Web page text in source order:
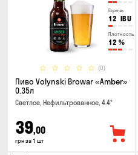
Горечь
12 IBU
Плотность
12 %
(0)
Пиво Volynski Browar «Amber»
0.35л
Светлое, Нефильтрованное, 4.4°
39,00
грн за 1 шт